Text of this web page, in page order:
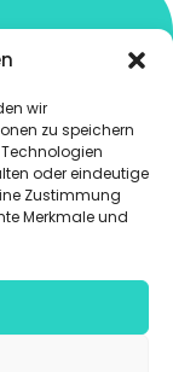
wir
zu speichern
oder eindeutige
Zustimmung
Merkmale und